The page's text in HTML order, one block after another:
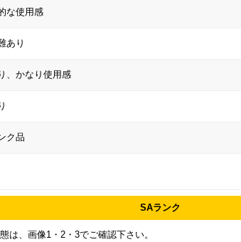
な使用感
あり
、かなり使用感
ク品
SAランク
は、画像1・2・3でご確認下さい。